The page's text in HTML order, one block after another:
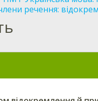
речення: